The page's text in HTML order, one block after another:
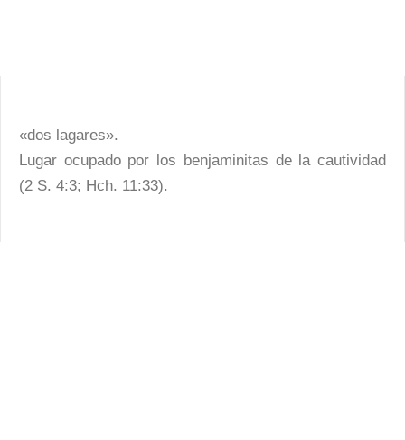
«dos lagares».
Lugar ocupado por los benjaminitas de la cautividad
(2 S. 4:3; Hch. 11:33).